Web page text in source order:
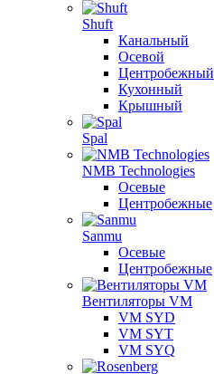
Shuft
Канальный
Осевой
Центробежный
Кухонный
Крышный
Spal
NMB Technologies
Осевые
Центробежные
Sanmu
Осевые
Центробежные
Вентиляторы VM
VM SYD
VM SYT
VM SYQ